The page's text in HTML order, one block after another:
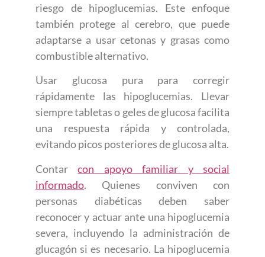
riesgo de hipoglucemias. Este enfoque
también protege al cerebro, que puede
adaptarse a usar cetonas y grasas como
combustible alternativo.
Usar glucosa pura para corregir
rápidamente las hipoglucemias. Llevar
siempre tabletas o geles de glucosa facilita
una respuesta rápida y controlada,
evitando picos posteriores de glucosa alta.
Contarcon apoyo familiar y social
informado. Quienes conviven con
personas diabéticas deben saber
reconocer y actuar ante una hipoglucemia
severa, incluyendo la administración de
glucagón si es necesario. La hipoglucemia